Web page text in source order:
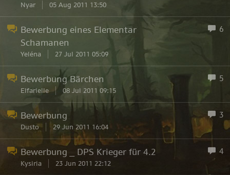
Nyar 05 Aug 2011 13:50
Bewerbung eines Elementar
Schamanen
6
Yeléna 27 Jul 2011 05:09
Bewerbung Bärchen 5
Elfarielle 08 Jul 2011 09:15
Bewerbung 3
Dusto 29 Jun 2011 16:04
Bewerbung _ DPS Krieger für 4.2 4
Kysiria 23 Jun 2011 22:12